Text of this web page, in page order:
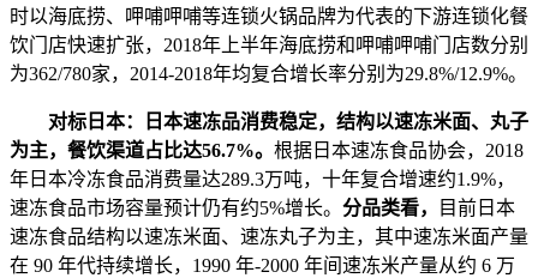
时以海底捞、呷哺呷哺等连锁火锅品牌为代表的下游连锁化餐
饮门店快速扩张，2018年上半年海底捞和呷哺呷哺门店数分别
为362/780家，2014-2018年均复合增长率分别为29.8%/12.9%。
对标日本：
日本速冻品消费稳定，结构以速冻米面、丸子
为主，餐饮渠道占比达56.7%。 根据日本速冻食品协会，2018
年日本冷冻食品消费量达289.3万吨，十年复合增速约1.9%，
速冻食品市场容量预计仍有约5%增长。 分品类看，
目前日本
速冻食品结构以速冻米面、速冻丸子为主，其中速冻米面产量
在 90 年代持续增长，1990 年-2000 年间速冻米产量从约 6 万